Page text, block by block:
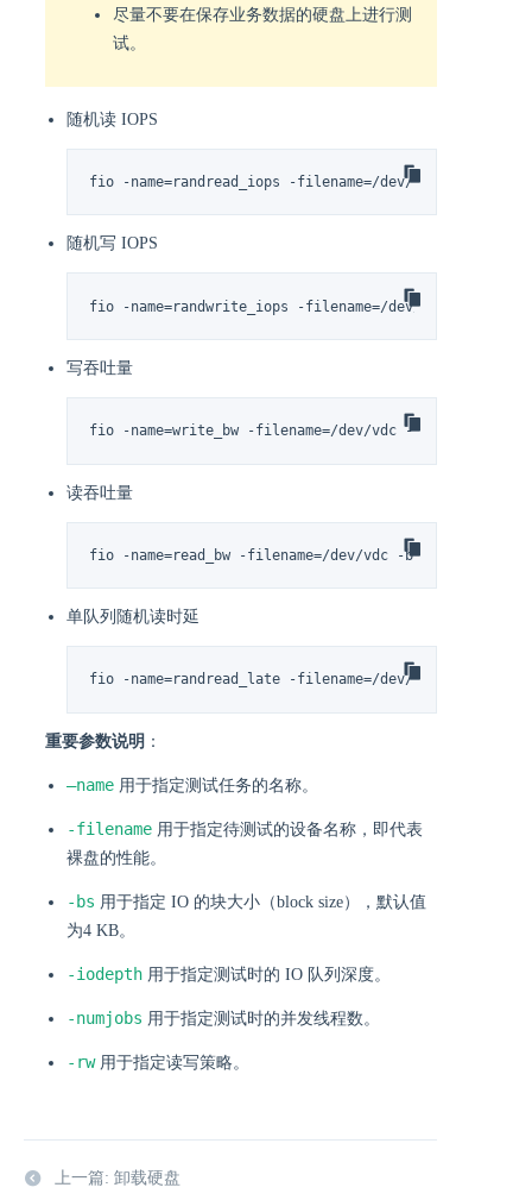
尽量不要在保存业务数据的硬盘上进行测
试。
随机读 IOPS
fio -name=randread_iops -filename=/dev/vdc -bs=4k -
随机写 IOPS
fio -name=randwrite_iops -filename=/dev/vdc -bs=4k
写吞吐量
fio -name=write_bw -filename=/dev/vdc -bs=1024k -
读吞吐量
fio -name=read_bw -filename=/dev/vdc -bs=1024k -
单队列随机读时延
fio -name=randread_late -filename=/dev/vdc -bs=4k -
重要参数说明 ：
—name 用于指定测试任务的名称。
-filename 用于指定待测试的设备名称，即代表
裸盘的性能。
-bs 用于指定 IO 的块大小（block size），默认值
为4 KB。
-iodepth 用于指定测试时的 IO 队列深度。
-numjobs 用于指定测试时的并发线程数。
-rw用于指定读写策略。
上一篇: 卸载硬盘